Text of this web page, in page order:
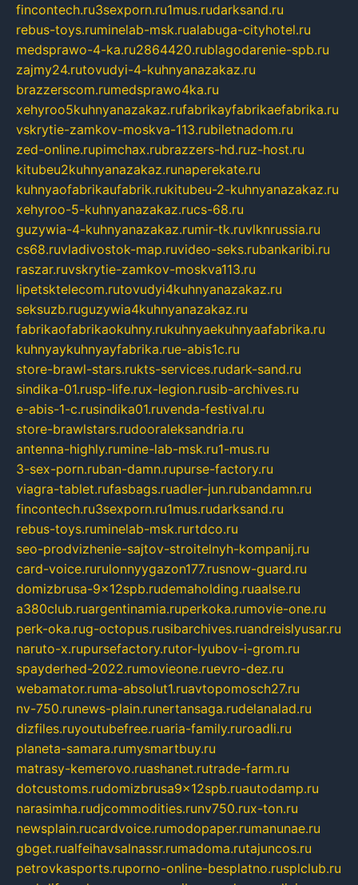
fincontech.ru3sexporn.ru1mus.rudarksand.ru
rebus-toys.ruminelab-msk.rualabuga-cityhotel.ru
medsprawo-4-ka.ru2864420.rublagodarenie-spb.ru
zajmy24.rutovudyi-4-kuhnyanazakaz.ru
brazzerscom.rumedsprawo4ka.ru
xehyroo5kuhnyanazakaz.rufabrikayfabrikaefabrika.ru
vskrytie-zamkov-moskva-113.rubiletnadom.ru
zed-online.rupimchax.rubrazzers-hd.ruz-host.ru
kitubeu2kuhnyanazakaz.runaperekate.ru
kuhnyaofabrikaufabrik.rukitubeu-2-kuhnyanazakaz.ru
xehyroo-5-kuhnyanazakaz.rucs-68.ru
guzywia-4-kuhnyanazakaz.rumir-tk.ruvlknrussia.ru
cs68.ruvladivostok-map.ruvideo-seks.rubankaribi.ru
raszar.ruvskrytie-zamkov-moskva113.ru
lipetsktelecom.rutovudyi4kuhnyanazakaz.ru
seksuzb.ruguzywia4kuhnyanazakaz.ru
fabrikaofabrikaokuhny.rukuhnyaekuhnyaafabrika.ru
kuhnyaykuhnyayfabrika.rue-abis1c.ru
store-brawl-stars.rukts-services.rudark-sand.ru
sindika-01.rusp-life.rux-legion.rusib-archives.ru
e-abis-1-c.rusindika01.ruvenda-festival.ru
store-brawlstars.rudooraleksandria.ru
antenna-highly.rumine-lab-msk.ru1-mus.ru
3-sex-porn.ruban-damn.rupurse-factory.ru
viagra-tablet.rufasbags.ruadler-jun.rubandamn.ru
fincontech.ru3sexporn.ru1mus.rudarksand.ru
rebus-toys.ruminelab-msk.rurtdco.ru
seo-prodvizhenie-sajtov-stroitelnyh-kompanij.ru
card-voice.rurulonnyygazon177.rusnow-guard.ru
domizbrusa-9x12spb.rudemaholding.ruaalse.ru
a380club.ruargentinamia.ruperkoka.rumovie-one.ru
perk-oka.rug-octopus.rusibarchives.ruandreislyusar.ru
naruto-x.rupursefactory.rutor-lyubov-i-grom.ru
spayderhed-2022.rumovieone.ruevro-dez.ru
webamator.ruma-absolut1.ruavtopomosch27.ru
nv-750.runews-plain.runertansaga.rudelanalad.ru
dizfiles.ruyoutubefree.ruaria-family.ruroadli.ru
planeta-samara.rumysmartbuy.ru
matrasy-kemerovo.ruashanet.rutrade-farm.ru
dotcustoms.rudomizbrusa9x12spb.ruautodamp.ru
narasimha.rudjcommodities.runv750.rux-ton.ru
newsplain.rucardvoice.rumodopaper.rumanunae.ru
gbget.rualfeihavsalnassr.rumadoma.rutajuncos.ru
petrovkasports.ruporno-online-besplatno.rusplclub.ru